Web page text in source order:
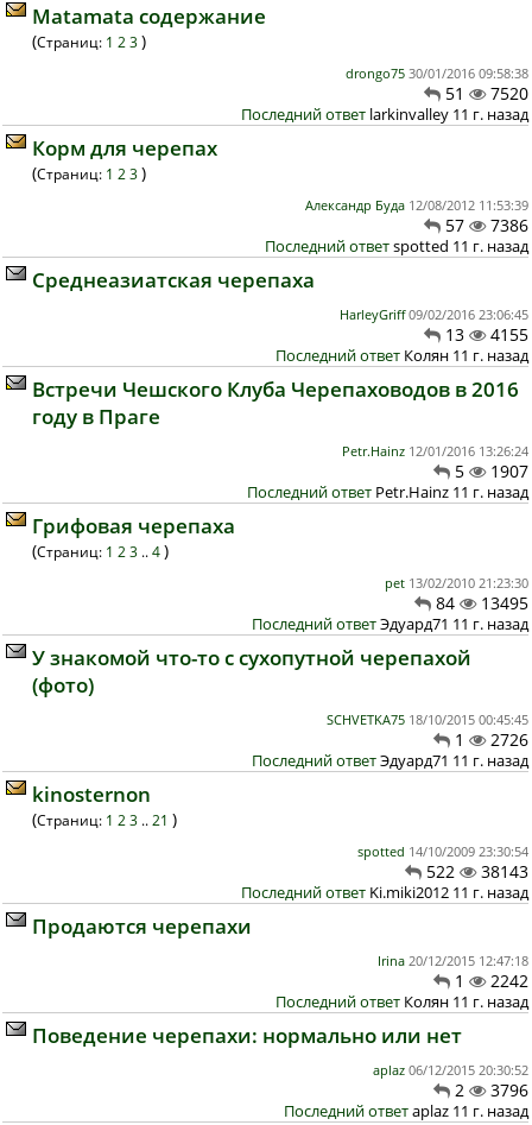
Matamata содержание
(Страниц: 1 2 3 )
drongo75 30/01/2016 09:58:38
51 7520
Последний ответ larkinvalley 11 г. назад
Корм для черепах
(Страниц: 1 2 3 )
Александр Буда 12/08/2012 11:53:39
57 7386
Последний ответspotted 11 г. назад
Среднеазиатская черепаха
HarleyGriff 09/02/2016 23:06:45
13 4155
Последний ответ Колян 11 г. назад
Встречи Чешского Клуба Черепаховодов в 2016
году в Прагe
Petr.Hainz 12/01/2016 13:26:24
5 1907
Последний ответ Petr.Hainz 11 г. назад
Грифовая черепаха
(Страниц: 1 2 3 .. 4 )
pet 13/02/2010 21:23:30
84 13495
Последний ответЭдуард71 11 г. назад
У знакомой что-то с сухопутной черепахой
(фото)
SCHVETKA75 18/10/2015 00:45:45
1 2726
Последний ответЭдуард71 11 г. назад
kinosternon
(Страниц: 1 2 3 .. 21 )
spotted 14/10/2009 23:30:54
522 38143
Последний ответ Ki.miki2012 11 г. назад
Продаются черепахи
Irina 20/12/2015 12:47:18
1 2242
Последний ответ Колян 11 г. назад
Поведение черепахи: нормально или нет
aplaz 06/12/2015 20:30:52
2 3796
Последний ответaplaz 11 г. назад